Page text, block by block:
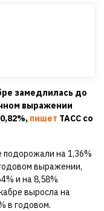
замедлилась до
выражении
пишет ТАСС со
на 1,36%
выражении,
и на 8,58%
выросла на
в годовом.